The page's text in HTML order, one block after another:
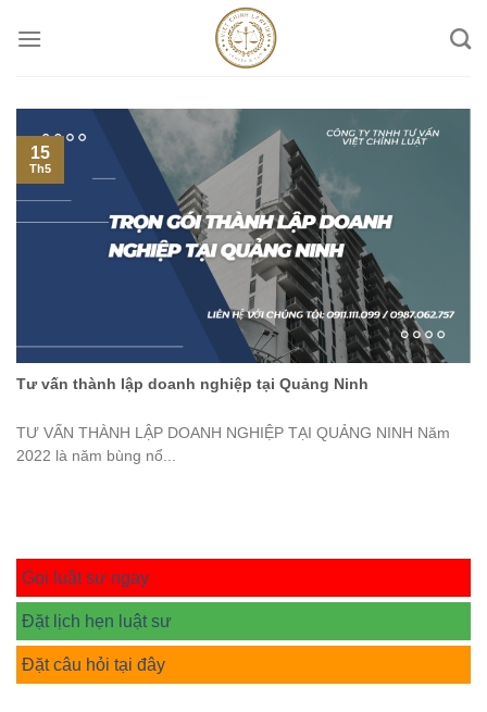
Tư vấn thành lập doanh nghiệp tại Quảng Ninh
TƯ VẤN THÀNH LẬP DOANH NGHIỆP TẠI QUẢNG NINH Năm
2022 là năm bùng nổ...
15
Th5
Gọi luật sư ngay
Đặt lịch hẹn luật sư
Đặt câu hỏi tại đây